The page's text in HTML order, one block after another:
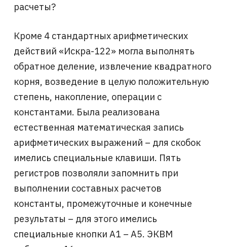
расчеты?
Кроме 4 стандартных арифметических
действий «Искра-122» могла выполнять
обратное деление, извлечение квадратного
корня, возведение в целую положительную
степень, накопление, операции с
константами. Была реализована
естественная математическая запись
арифметических выражений – для скобок
имелись специальные клавиши. Пять
регистров позволяли запомнить при
выполнении составных расчетов
константы, промежуточные и конечные
результаты – для этого имелись
специальные кнопки А1 – А5. ЭКВМ